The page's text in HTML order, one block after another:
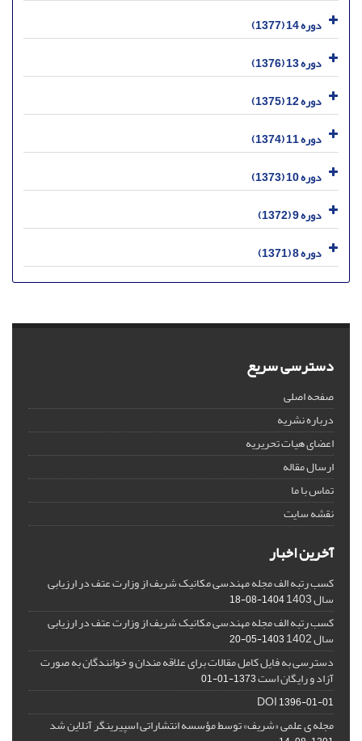
دوره 14 (1377)
دوره 13 (1376)
دوره 12 (1375)
دوره 11 (1374)
دوره 10 (1373)
دوره 9 (1372)
دوره 8 (1371)
دسترسی سریع
صفحه اصلی
درباره نشریه
اعضای هیات تحریریه
ارسال مقاله
تماس با ما
نقشه سایت
آخرین اخبار
کسب رتبه الف مجله مهندسی مکانیک شریف از وزارت عتف در ارزیابی
سال 1403 1404-08-18
کسب رتبه الف مجله مهندسی مکانیک شریف از وزارت عتف در ارزیابی
سال 1402 1403-05-20
دسترسی به فایل کامل مقالات برای علاقه مندان و خوانندگان به صورت
آزاد و رایگان است1373-01-01
DOI1396-01-01
مجله ی علمی «شریف» توسط مؤسسه انتشاراتی اسپیرینگر آنلاین شد